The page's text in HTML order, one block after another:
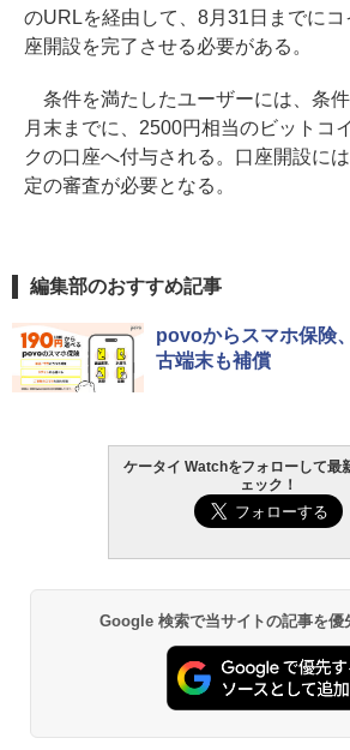
のURLを経由して、8月31日までにコ
座開設を完了させる必要がある。
条件を満たしたユーザーには、条
月末までに、2500円相当のビットコ
クの口座へ付与される。口座開設に
定の審査が必要となる。
編集部のおすすめ記事
povoからスマホ保険
古端末も補償
ケータイ Watchをフォローして最
ェック！
Google 検索で当サイトの記事を優